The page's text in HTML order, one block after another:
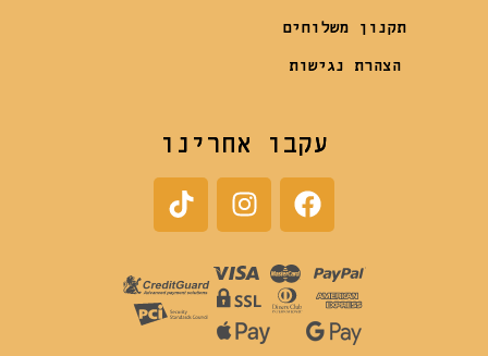
תקנון משלוחים
הצהרת נגישות
עקבו אחרינו